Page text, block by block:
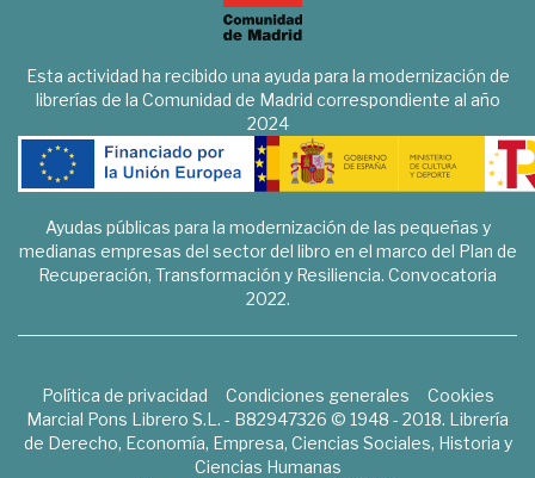
Esta actividad ha recibido una ayuda para la modernización de
librerías de la Comunidad de Madrid correspondiente al año
2024
Ayudas públicas para la modernización de las pequeñas y
medianas empresas del sector del libro en el marco del Plan de
Recuperación, Transformación y Resiliencia. Convocatoria
2022.
Política de privacidad Condiciones generales
Cookies
Marcial Pons Librero S.L. - B82947326 © 1948 - 2018. Librería
de Derecho, Economía, Empresa, Ciencias Sociales, Historia y
Ciencias Humanas